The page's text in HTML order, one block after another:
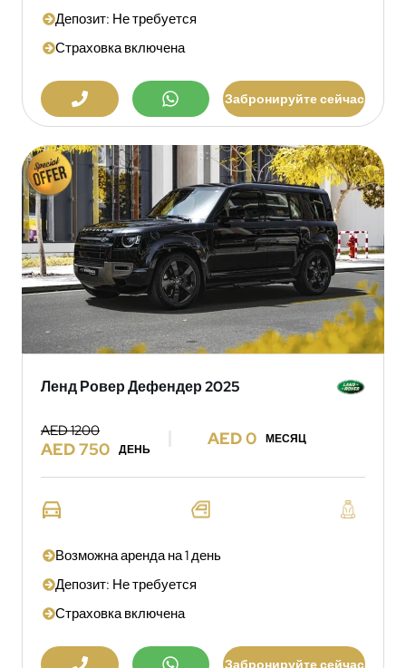
Депозит: Не требуется
Страховка включена
Забронируйте сейчас
Ленд Ровер Дефендер 2025
AED 1200
AED 750 ДЕНЬ
AED 0 МЕСЯЦ
Возможна аренда на 1 день
Депозит: Не требуется
Страховка включена
Забронируйте сейчас